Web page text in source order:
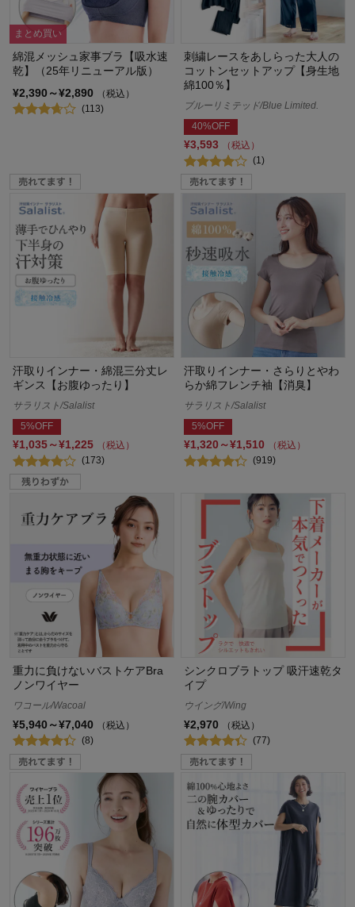
まとめ買い
綿混メッシュ家事ブラ【吸水速
乾】（25年リニューアル版）
¥2,390～¥2,890
（税込）
(113)
刺繍レースをあしらった大人の
コットンセットアップ【身生地
綿100％】
ブルーリミテッド/Blue Limited.
40%OFF
¥3,593
（税込）
(1)
汗取りインナー・綿混三分丈レ
ギンス【お腹ゆったり】
サラリスト/Salalist
5%OFF
¥1,035～¥1,225
（税込）
(173)
汗取りインナー・さらりとやわ
らか綿フレンチ袖【消臭】
サラリスト/Salalist
5%OFF
¥1,320～¥1,510
（税込）
(919)
重力に負けないバストケアBra
ノンワイヤー
ワコール/Wacoal
¥5,940～¥7,040
（税込）
(8)
シンクロブラトップ 吸汗速乾タ
イプ
ウイング/Wing
¥2,970
（税込）
(77)